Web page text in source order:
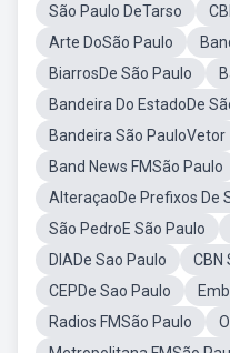
São Paulo DeTarso
Arte DoSão Paulo
BiarrosDe São Paulo
Bandeira Do EstadoDe
Bandeira São PauloVetor
Band News FMSão Paulo
AlteraçaoDe Prefixos De
São PedroE São Paulo
DIADe Sao Paulo
CBN
CEPDe Sao Paulo
Radios FMSão Paulo